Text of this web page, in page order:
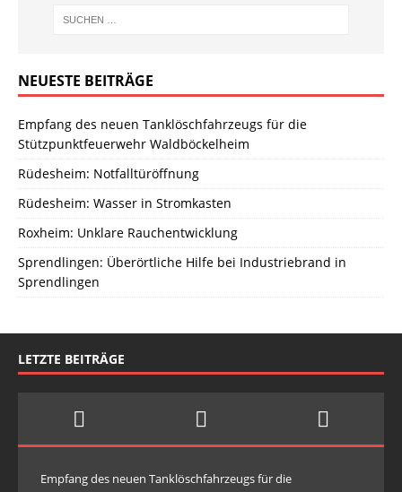
NEUESTE BEITRÄGE
Empfang des neuen Tanklöschfahrzeugs für die
Stützpunktfeuerwehr Waldböckelheim
Rüdesheim: Notfalltüröffnung
Rüdesheim: Wasser in Stromkasten
Roxheim: Unklare Rauchentwicklung
Sprendlingen: Überörtliche Hilfe bei Industriebrand in
Sprendlingen
LETZTE BEITRÄGE
Empfang des neuen Tanklöschfahrzeugs für die